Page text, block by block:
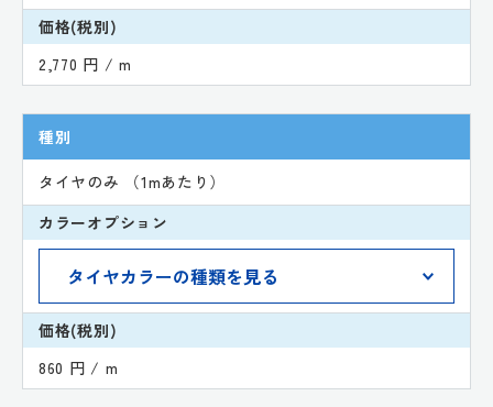
価格(税別)
2,770 円 / m
種別
タイヤのみ （1mあたり）
カラーオプション
価格(税別)
860 円 / m